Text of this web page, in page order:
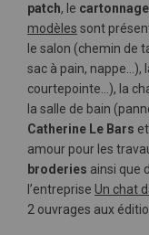
patch, le cartonnage
modèles sont
le salon (chemin de
sac à pain, nappe…),
courtepointe…), la
la salle de bain
Catherine Le Bars et
amour pour les
broderies ainsi que
l’entreprise Un chat
2 ouvrages aux